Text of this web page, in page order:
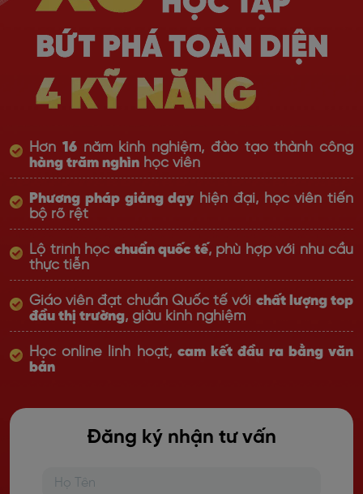
Hơn 16năm kinh nghiệm, đào tạo thành công
hàng trăm nghìn học viên
Phương pháp giảng dạy hiện đại, học viên tiến
bộ rõ rệt
Lộ trình học chuẩn quốc tế, phù hợp với nhu cầu
thực tiễn
Giáo viên đạt chuẩn Quốc tế với chất lượng top
đầu thị trường, giàu kinh nghiệm
Học online linh hoạt, cam kết đầu ra bằng văn
bản
Đăng ký nhận tư vấn